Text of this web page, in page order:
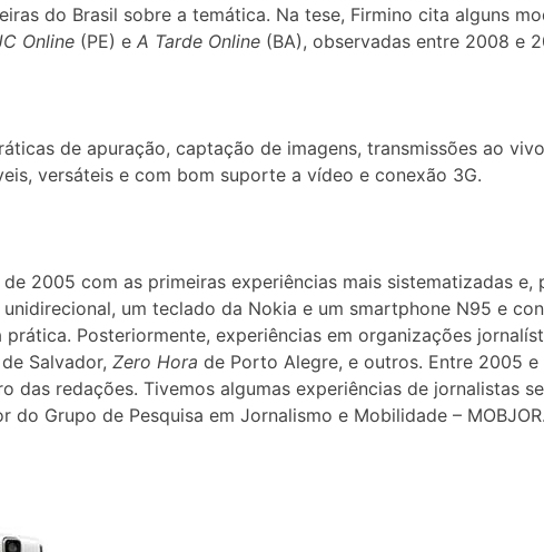
do Brasil sobre a temática. Na tese, Firmino cita alguns
Online (PE) e A Tarde Online (BA), observadas entre 2008 e
de apuração, captação de imagens, transmissões ao
versáteis e com bom suporte a vídeo e conexão 3G.
2005 com as primeiras experiências mais sistematizadas
um teclado da Nokia e um smartphone N95 e
Posteriormente, experiências em organizações
de Salvador, Zero Hora de Porto Alegre, e outros. Entre 2005
redações. Tivemos algumas experiências de jornalistas
Grupo de Pesquisa em Jornalismo e Mobilidade – MOBJOR.